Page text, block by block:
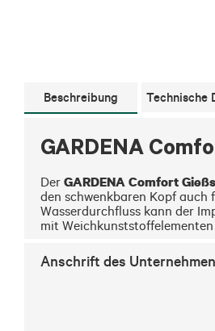
Beschreibung Technische
GARDENA
Der GARDENA Comfort
den schwenkbaren Kopf auch
Wasserdurchfluss kann der
mit
Anschrift des